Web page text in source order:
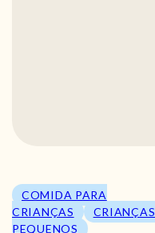
COMIDA PARA
CRIANÇAS
CRIANÇAS
PEQUENOS